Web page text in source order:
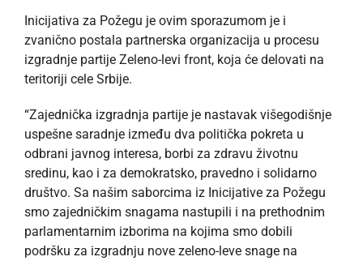
Inicijativa za Požegu je ovim sporazumom je i
zvanično postala partnerska organizacija u procesu
izgradnje partije Zeleno-levi front, koja će delovati na
teritoriji cele Srbije.
“Zajednička izgradnja partije je nastavak višegodišnje
uspešne saradnje između dva politička pokreta u
odbrani javnog interesa, borbi za zdravu životnu
sredinu, kao i za demokratsko, pravedno i solidarno
društvo. Sa našim saborcima iz Inicijative za Požegu
smo zajedničkim snagama nastupili i na prethodnim
parlamentarnim izborima na kojima smo dobili
podršku za izgradnju nove zeleno-leve snage na